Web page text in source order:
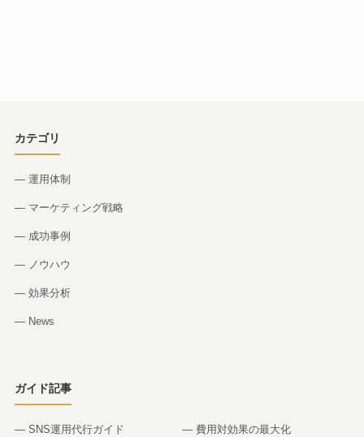
カテゴリ
— 運用体制
— マーケティング戦略
— 成功事例
— ノウハウ
— 効果分析
— News
ガイド記事
— SNS運用代行ガイド — 費用対効果の最大化